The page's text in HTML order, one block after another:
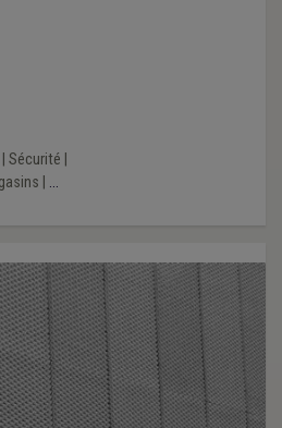
Sécurité
...